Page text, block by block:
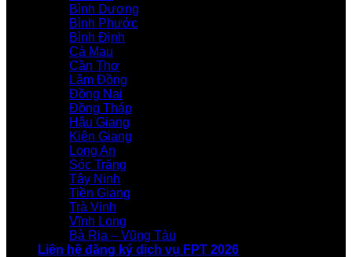
Bình Dương
Bình Phước
Bình Định
Cà Mau
Cần Thơ
Lâm Đồng
Đồng Nai
Đồng Tháp
Hậu Giang
Kiên Giang
Long An
Sóc Trăng
Tây Ninh
Tiền Giang
Trà Vinh
Vĩnh Long
Bà Rịa – Vũng Tàu
Liên hệ đăng ký dịch vụ FPT 2026